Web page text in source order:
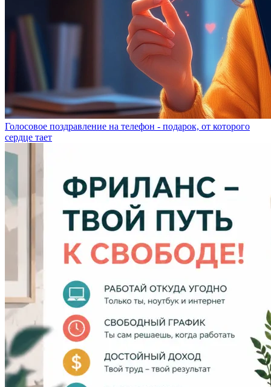
Голосовое поздравление на телефон - подарок, от которого
сердце тает